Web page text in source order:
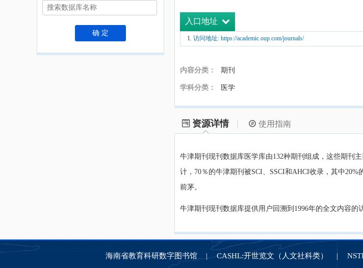
确 定
入口地址
访问地址: https://academic.oup.com/journals/
内容分类： 期刊
学科分类： 医学
资源详情 | 使用指南
牛津期刊现刊数据库医学库由132种期刊组成，这些期刊
计，70％的牛津期刊被SCI、SSCI和AHCI收录，其中
前茅。
牛津期刊现刊数据库提供用户回溯到1996年的全文内容的
海南省教育科研数字图书馆 CASHL:开世览文（人文社科类）